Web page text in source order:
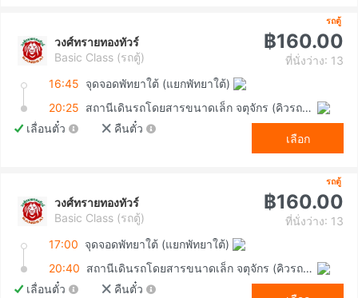
รถตู้
วงศ์ทรายทองทัวร์
Basic Class (รถตู้)
฿160.00
ที่นั่งว่าง: 13
16:45 จุดจอดพัทยาใต้ (แยกพัทยาใต้)
20:25
สถานีเดินรถโดยสารขนาดเล็ก จตุจักร (คิวรถตู้หมอชิต 2)
เลื่อนตั๋ว
คืนตั๋ว
เลือก
รถตู้
วงศ์ทรายทองทัวร์
Basic Class (รถตู้)
฿160.00
ที่นั่งว่าง: 13
17:00 จุดจอดพัทยาใต้ (แยกพัทยาใต้)
20:40
สถานีเดินรถโดยสารขนาดเล็ก จตุจักร (คิวรถตู้หมอชิต 2)
เลื่อนตั๋ว
คืนตั๋ว